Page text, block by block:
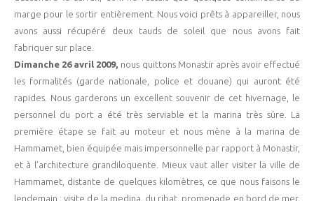
marge pour le sortir entièrement. Nous voici prêts à appareiller, nous
avons aussi récupéré deux tauds de soleil que nous avons fait
fabriquer sur place.
Dimanche 26 avril 2009, nous quittons Monastir après avoir effectué
les formalités (garde nationale, police et douane) qui auront été
rapides. Nous garderons un excellent souvenir de cet hivernage, le
personnel du port a été très serviable et la marina très sûre. La
première étape se fait au moteur et nous mène à la marina de
Hammamet, bien équipée mais impersonnelle par rapport à Monastir,
et à l’architecture grandiloquente. Mieux vaut aller visiter la ville de
Hammamet, distante de quelques kilomètres, ce que nous faisons le
lendemain : visite de la medina, du ribat, promenade en bord de mer.